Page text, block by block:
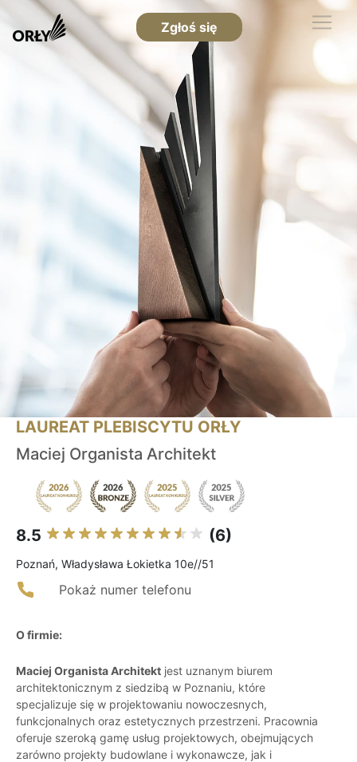
Zgłoś się
LAUREAT PLEBISCYTU ORŁY
Maciej Organista Architekt
8.5 (6)
Poznań, Władysława Łokietka 10e//51
Pokaż numer telefonu
O firmie:
Maciej Organista Architekt jest uznanym biurem
architektonicznym z siedzibą w Poznaniu, które
specjalizuje się w projektowaniu nowoczesnych,
funkcjonalnych oraz estetycznych przestrzeni. Pracownia
oferuje szeroką gamę usług projektowych, obejmujących
zarówno projekty budowlane i wykonawcze, jak i